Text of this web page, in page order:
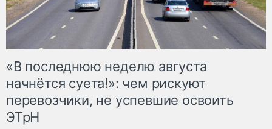
«В последнюю неделю августа
начнётся суета!»: чем рискуют
перевозчики, не успевшие освоить
ЭТрН